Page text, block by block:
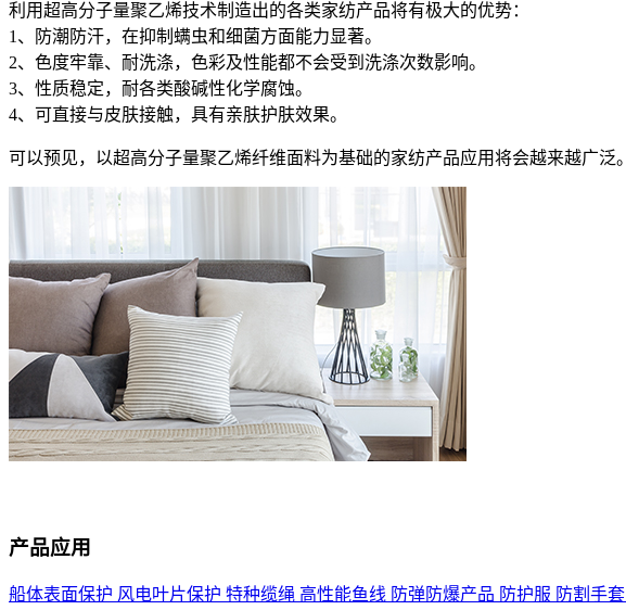
利用超高分子量聚乙烯技术制造出的各类家纺产品将有极大的优势：
1、防潮防汗，在抑制螨虫和细菌方面能力显著。
2、色度牢靠、耐洗涤，色彩及性能都不会受到洗涤次数影响。
3、性质稳定，耐各类酸碱性化学腐蚀。
4、可直接与皮肤接触，具有亲肤护肤效果。
可以预见，以超高分子量聚乙烯纤维面料为基础的家纺产品应用将会越来越广泛。
产品应用
船体表面保护 风电叶片保护 特种缆绳 高性能鱼线 防弹防爆产品 防护服 防割手套